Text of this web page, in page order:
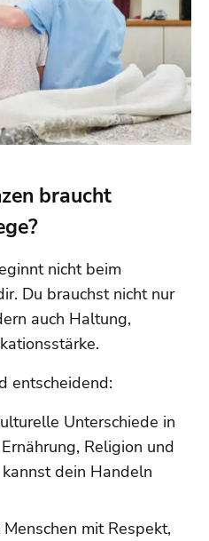
braucht
nicht beim
Du brauchst nicht nur
auch Haltung,
entscheidend:
Unterschiede in
Religion und
dein Handeln
mit Respekt,